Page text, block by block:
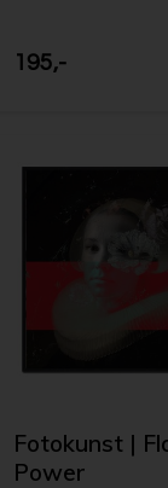
195,-
Fotokunst |
Power